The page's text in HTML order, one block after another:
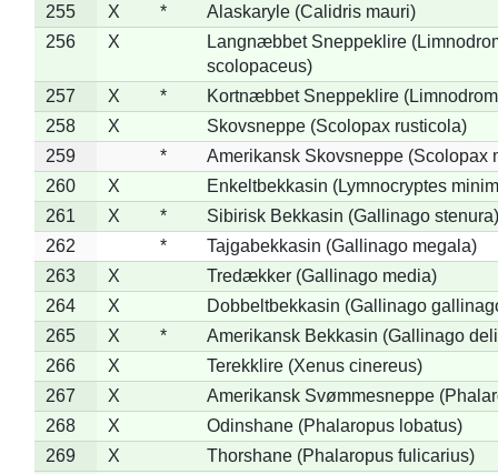
255
X *
Alaskaryle (Calidris mauri)
256
X
Langnæbbet Sneppeklire
scolopaceus)
257
X *
Kortnæbbet Sneppeklire
258
X
Skovsneppe (Scolopax rusticola)
259
*
Amerikansk Skovsneppe (Scolopax
260
X
Enkeltbekkasin (Lymnocryptes
261
X *
Sibirisk Bekkasin (Gallinago stenura)
262
*
Tajgabekkasin (Gallinago megala)
263
X
Tredækker (Gallinago media)
264
X
Dobbeltbekkasin (Gallinago
265
X *
Amerikansk Bekkasin (Gallinago
266
X
Terekklire (Xenus cinereus)
267
X
Amerikansk Svømmesneppe
268
X
Odinshane (Phalaropus lobatus)
269
X
Thorshane (Phalaropus fulicarius)